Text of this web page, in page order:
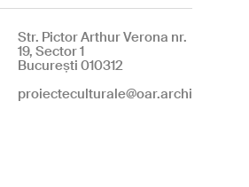
Str. Pictor Arthur Verona nr.
19, Sector 1
București 010312
proiecteculturale@oar.archi